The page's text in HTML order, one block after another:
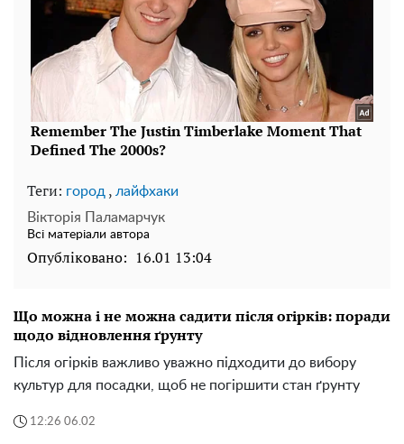
Теги: город , лайфхаки
Вікторія Паламарчук
Всі матеріали автора
Опубліковано: 16.01 13:04
Що можна і не можна садити після огірків: поради
щодо відновлення ґрунту
Після огірків важливо уважно підходити до вибору
культур для посадки, щоб не погіршити стан ґрунту
12:26 06.02